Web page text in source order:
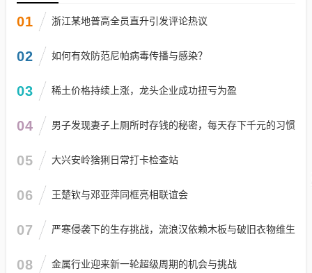
01 浙江某地普高全员直升引发评论热议
02 如何有效防范尼帕病毒传播与感染？
03 稀土价格持续上涨，龙头企业成功扭亏为盈
04 男子发现妻子上厕所时存钱的秘密，每天存下千元的习惯
05 大兴安岭猞猁日常打卡检查站
06 王楚钦与邓亚萍同框亮相联谊会
07 严寒侵袭下的生存挑战，流浪汉依赖木板与破旧衣物维生
08 金属行业迎来新一轮超级周期的机会与挑战